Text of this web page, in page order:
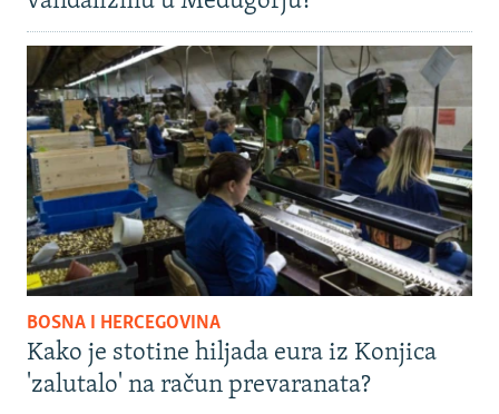
BOSNA I HERCEGOVINA
Kako je stotine hiljada eura iz Konjica
'zalutalo' na račun prevaranata?